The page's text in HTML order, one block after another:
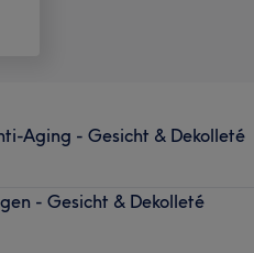
Aging - Gesicht & Dekolleté
- Gesicht & Dekolleté